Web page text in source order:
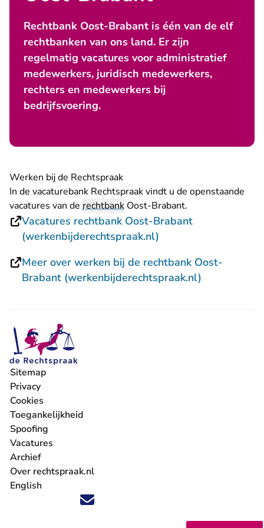
Rechtbank Oost-Brabant is één van de elf
rechtbanken van ons land. Er zijn
regelmatig vacatures voor administratief
medewerkers, juridisch medewerkers,
rechters en medewerkers bij
bedrijfsvoering.
Werken bij de Rechtspraak
In de vacaturebank Rechtspraak vindt u de openstaande
vacatures van de rechtbank Oost-Brabant.
Vacatures rechtbank Oost-Brabant
(werkenbijderechtspraak.nl)
Meer over werken bij de rechtbank Oost-
Brabant (werkenbijderechtspraak.nl)
Volg ons op X (Twitter) - U verlaat Rechtspraak.nl
Volg ons op Facebook - U verlaat Rechtspraak.nl
Volg ons op Instagram - U verlaat Rechtspraak.nl
Volg ons op Youtube - U verlaat Rechtspraak.nl
Volg ons op LinkedIn - U verlaat
'Blijf op de hoogte' nieuwsbrief - U verlaat
Sitemap
Privacy
Cookies
Toegankelijkheid
Spoofing
Vacatures
- U verlaat Rechtspraak.nl
Archief
Over rechtspraak.nl
English